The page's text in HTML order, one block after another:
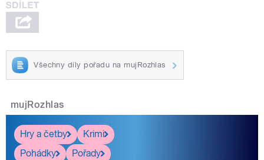
Všechny díly pořadu na mujRozhlas
mujRozhlas
Hry a četby
Krimi
Pohádky
Pořady